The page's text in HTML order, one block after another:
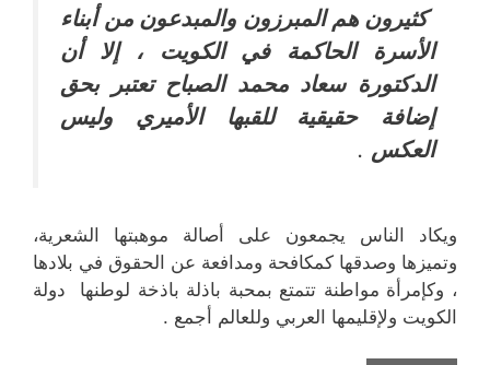
كثيرون هم المبرزون والمبدعون من أبناء
الأسرة الحاكمة في الكويت ، إلا أن
الدكتورة سعاد محمد الصباح تعتبر بحق
إضافة حقيقية للقبها الأميري وليس
العكس .
ويكاد الناس يجمعون على أصالة موهبتها الشعرية،
وتميزها وصدقها كمكافحة ومدافعة عن الحقوق في بلادها
، وكإمرأة مواطنة تتمتع بمحبة باذلة باذخة لوطنها دولة
الكويت ولإقليمها العربي وللعالم أجمع .